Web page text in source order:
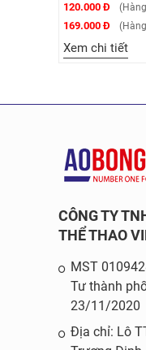
120.000 Đ
169.000 Đ
Xem chi tiết
CÔNG TY
THỂ THAO
MST
Tư thành
23/11/2020
Địa chỉ: Lô